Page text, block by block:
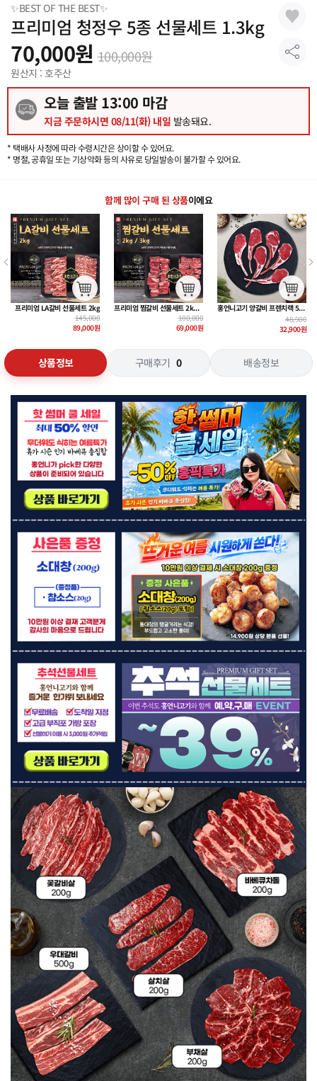
✨BEST OF THE BEST✨
프리미엄 청정우 5종 선물세트 1.3kg
70,000원 100,000원
원산지 : 호주산
오늘 출발 13:00 마감
지금 주문하시면 08/11(화) 내일 발송돼요.
* 택배사 사정에 따라 수령시간은 상이할 수 있어요.
* 명절, 공휴일 또는 기상악화 등의 사유로 당일발송이 불가할 수 있어요.
함께 많이 구매 된 상품이에요
홍언니고기 양갈비 프렌치랙 500g
48,900
32,900원
홍언니고기 투투 양꼬치 300g [어깨살/양삼겹]
17,900
10,900원
홍언니고기 우대갈비 500g + 특제 갈비양념 300g
33,900
22,900원
상품정보 구매후기 0 배송정보